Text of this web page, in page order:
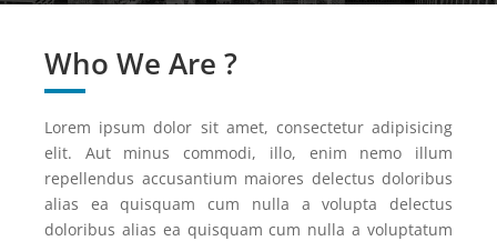
Who We Are ?
Lorem ipsum dolor sit amet, consectetur adipisicing
elit. Aut minus commodi, illo, enim nemo illum
repellendus accusantium maiores delectus doloribus
alias ea quisquam cum nulla a volupta delectus
doloribus alias ea quisquam cum nulla a voluptatum